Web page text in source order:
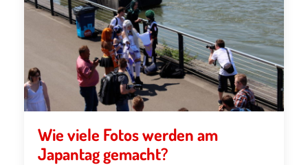
Wie viele Fotos werden am
Japantag gemacht?